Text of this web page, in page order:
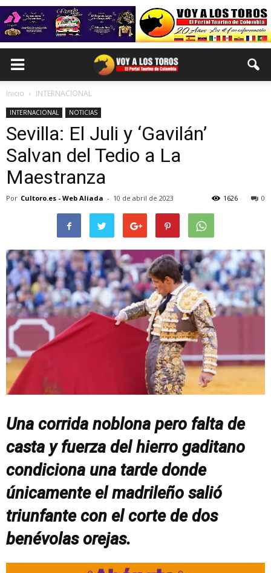
Inicio INTERNACIONAL
INTERNACIONAL NOTICIAS
Sevilla: El Juli y ‘Gavilán’
Salvan del Tedio a La
Maestranza
Por Cultoro.es - Web Aliada - 10 de abril de 2023 0
1626
Una corrida noblona pero falta de
casta y fuerza del hierro gaditano
condiciona una tarde donde
únicamente el madrileño salió
triunfante con el corte de dos
benévolas orejas.